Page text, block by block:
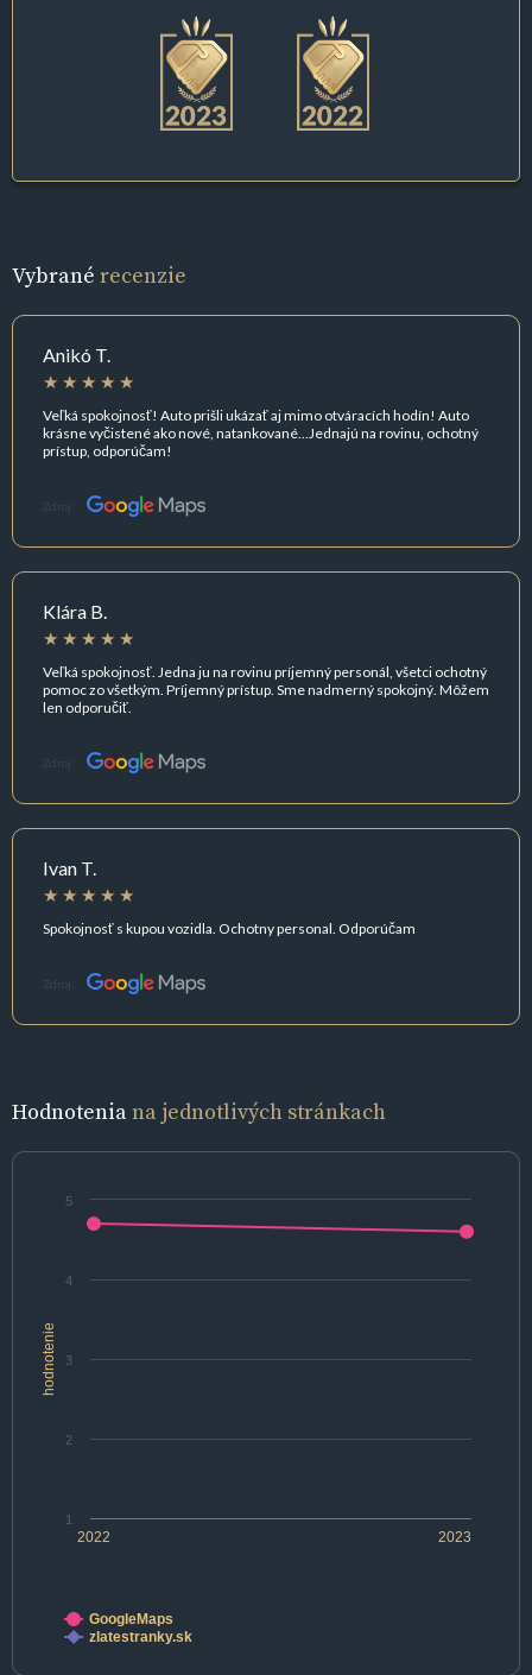
Vybrané recenzie
Anikó T.
Veľká spokojnosť! Auto prišli ukázať aj mimo otváracích hodín! Auto
krásne vyčistené ako nové, natankované...Jednajú na rovinu, ochotný
prístup, odporúčam!
Zdroj:
Klára B.
Veľká spokojnosť. Jedna ju na rovinu príjemný personál, všetci ochotný
pomoc zo všetkým. Príjemný prístup. Sme nadmerný spokojný. Môžem
len odporučiť.
Zdroj:
Ivan T.
Spokojnosť s kupou vozidla. Ochotny personal. Odporúčam
Zdroj:
Hodnoteniana jednotlivých stránkach
hodnotenie
2022 2023
1
2
3
4
5
GoogleMaps
zlatestranky.sk